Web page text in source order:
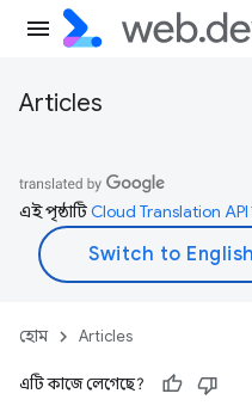
Articles
এই পৃষ্ঠাটিCloud Translation API
হোম Articles
এটি কাজে লেগেছে?